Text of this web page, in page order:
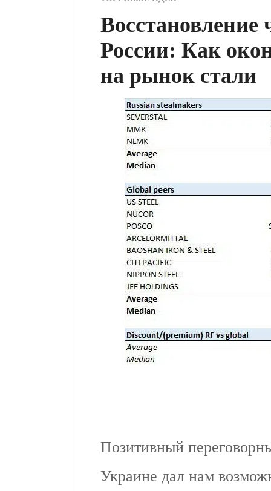
Восстановление
России: Как
на рынок стали
Позитивный
Украине дал нам